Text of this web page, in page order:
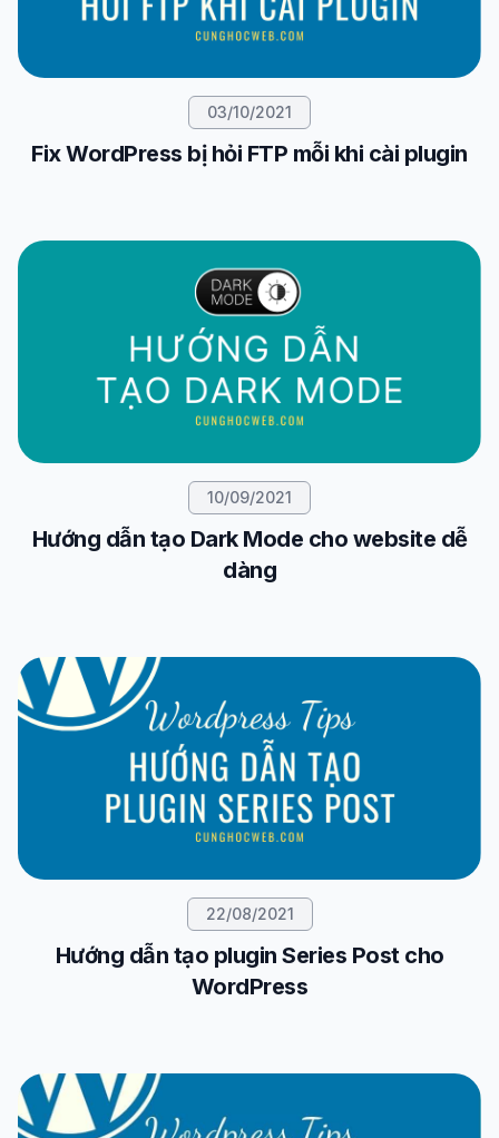
03/10/2021
Fix WordPress bị hỏi FTP mỗi khi cài plugin
10/09/2021
Hướng dẫn tạo Dark Mode cho website dễ
dàng
22/08/2021
Hướng dẫn tạo plugin Series Post cho
WordPress